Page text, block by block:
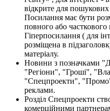
відкрите для
Посилання має бути
повного або часткового
Гіперпосилання ( для
розміщена в
матеріалу.
Новини з позначками
"Регіони", "Гроші",
"Спецпроекти",
реклами.
Розділ Спецпроекти
комерційними